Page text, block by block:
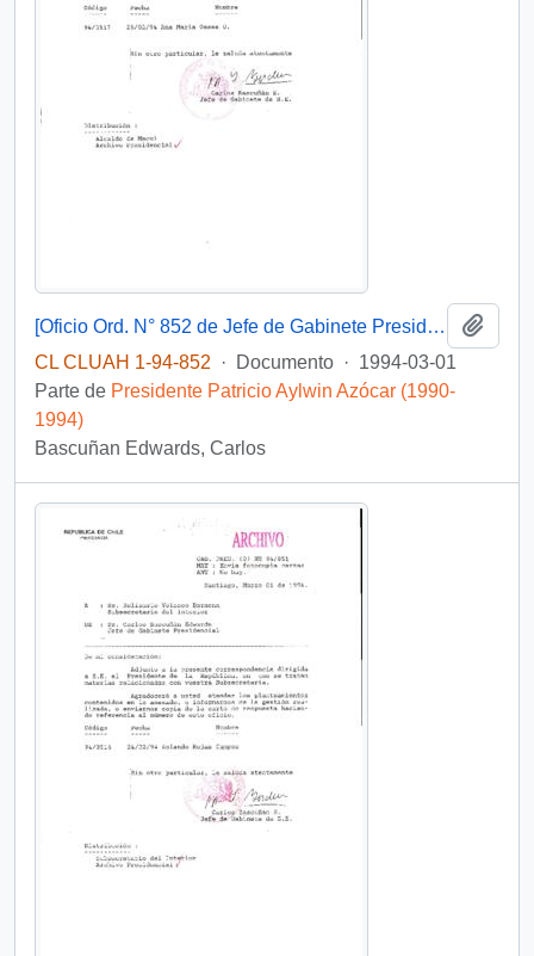
[Oficio Ord. N° 852 de Jefe de Gabinete Presidencial, remite copia de carta que se indica]
CL CLUAH 1-94-852
· Documento · 1994-03-01
Parte de Presidente Patricio Aylwin Azócar (1990-
1994)
Bascuñan Edwards, Carlos